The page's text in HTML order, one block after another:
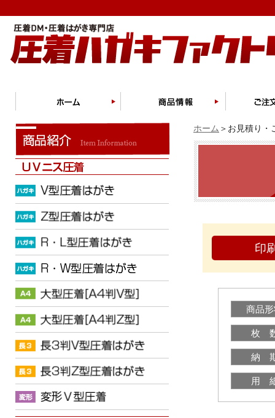
ホーム ＞お見積り・
印
商品
枚
納
用